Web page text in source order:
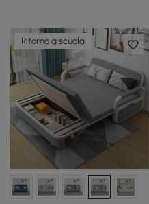
Ritorno a scuola